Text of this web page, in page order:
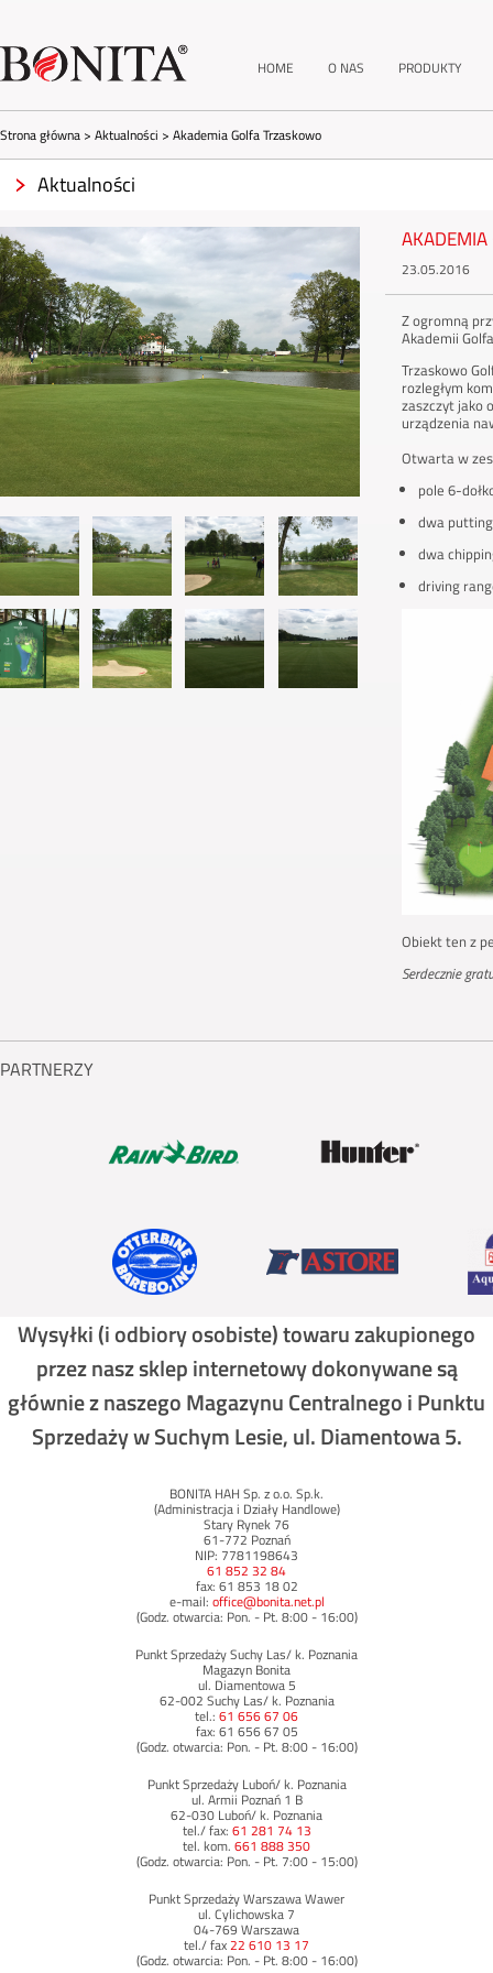
HOME O NAS PRODUKTY
Strona główna > Aktualności > Akademia Golfa Trzaskowo
Aktualności
AKADEMIA
23.05.2016
Z ogromną
Akademii
Trzaskowo
rozległym
zaszczyt jako
urządzenia
Otwarta w
pole 6-
dwa
dwa
driving
Obiekt ten z
Serdecznie
PARTNERZY
Wysyłki (i odbiory osobiste) towaru zakupionego
przez nasz sklep internetowy dokonywane są
głównie z naszego Magazynu Centralnego i Punktu
Sprzedaży w Suchym Lesie, ul. Diamentowa 5.
BONITA HAH Sp. z o.o. Sp.k.
(Administracja i Działy Handlowe)
Stary Rynek 76
61-772 Poznań
NIP: 7781198643
61 852 32 84
fax: 61 853 18 02
e-mail: office@bonita.net.pl
(Godz. otwarcia: Pon. - Pt. 8:00 - 16:00)
Punkt Sprzedaży Suchy Las/ k. Poznania
Magazyn Bonita
ul. Diamentowa 5
62-002 Suchy Las/ k. Poznania
tel.: 61 656 67 06
fax: 61 656 67 05
(Godz. otwarcia: Pon. - Pt. 8:00 - 16:00)
Punkt Sprzedaży Luboń/ k. Poznania
ul. Armii Poznań 1 B
62-030 Luboń/ k. Poznania
tel./ fax: 61 281 74 13
tel. kom. 661 888 350
(Godz. otwarcia: Pon. - Pt. 7:00 - 15:00)
Punkt Sprzedaży Warszawa Wawer
ul. Cylichowska 7
04-769 Warszawa
tel./ fax22 610 13 17
(Godz. otwarcia: Pon. - Pt. 8:00 - 16:00)